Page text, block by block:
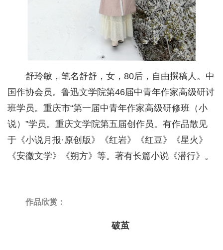
舒玲敏，笔名舒舒，女，80后，自由撰稿人。中
国作协会员。鲁迅文学院第46届中青年作家高级研讨
班学员。重庆市“第一届中青年作家高级研修班（小
说）”学员。重庆文学院第五届创作员。有作品散见
于《小说月报·原创版》《红岩》《红豆》《星火》
《安徽文学》《朔方》等。著有长篇小说《潜行》。
作品欣赏：
破茧